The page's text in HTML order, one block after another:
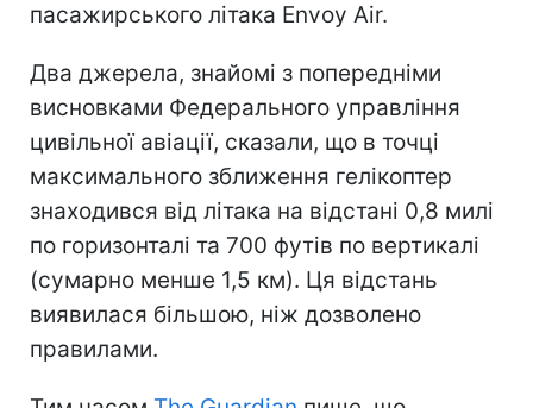
пасажирського літака Envoy Air.
Два джерела, знайомі з попередніми
висновками Федерального управління
цивільної авіації, сказали, що в точці
максимального зближення гелікоптер
знаходився від літака на відстані 0,8 милі
по горизонталі та 700 футів по вертикалі
(сумарно менше 1,5 км). Ця відстань
виявилася більшою, ніж дозволено
правилами.